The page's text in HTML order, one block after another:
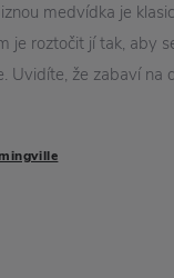
medvídka je
je roztočit jí tak, aby
Uvidíte, že zabaví na